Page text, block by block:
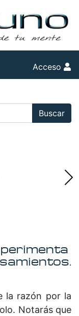
Acceso
Buscar
la razón por la
Notarás que